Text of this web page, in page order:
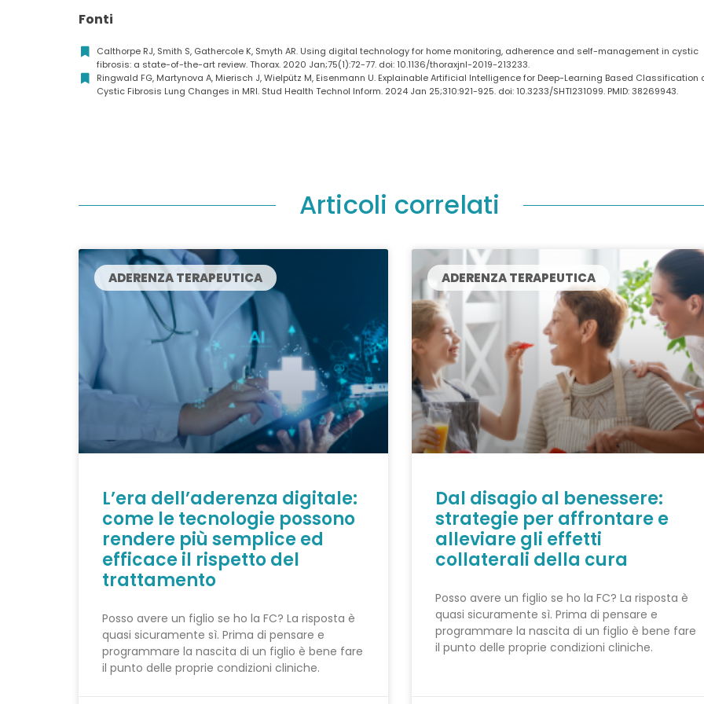
Fonti
Calthorpe RJ, Smith S, Gathercole K, Smyth AR. Using digital technology for home monitoring, adherence and self-management in cystic
fibrosis: a state-of-the-art review. Thorax. 2020 Jan;75(1):72-77. doi: 10.1136/thoraxjnl-2019-213233.
Ringwald FG, Martynova A, Mierisch J, Wielpütz M, Eisenmann U. Explainable Artificial Intelligence for Deep-Learning Based Classification
Cystic Fibrosis Lung Changes in MRI. Stud Health Technol Inform. 2024 Jan 25;310:921-925. doi: 10.3233/SHTI231099. PMID: 38269943.
Articoli correlati
ADERENZA TERAPEUTICA
L’era dell’aderenza digitale:
come le tecnologie possono
rendere più semplice ed
efficace il rispetto del
trattamento
Posso avere un figlio se ho la FC? La risposta è
quasi sicuramente sì. Prima di pensare e
programmare la nascita di un figlio è bene fare
il punto delle proprie condizioni cliniche.
ADERENZA TERAPEUTICA
Dal disagio al benessere:
strategie per affrontare e
alleviare gli effetti
collaterali della cura
Posso avere un figlio se ho la FC? La risposta è
quasi sicuramente sì. Prima di pensare e
programmare la nascita di un figlio è bene fare
il punto delle proprie condizioni cliniche.